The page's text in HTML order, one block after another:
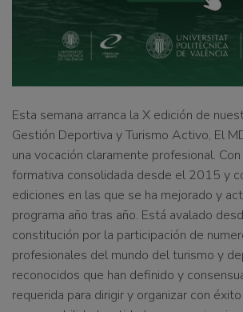
Esta semana arranca la X edición de
Gestión Deportiva y Turismo Activo, El
una vocación claramente profesional.
formativa consolidada desde el 2015 y
ediciones en las que se ha mejorado y
programa año tras año. Está avalado
constitución por la participación de
profesionales del mundo del turismo y
reconocidos que han definido y
requerida para dirigir y organizar con